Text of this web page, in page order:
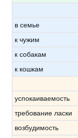
в семье
к чужим
к собакам
к кошкам
успокаиваемость
требование ласки
возбудимость